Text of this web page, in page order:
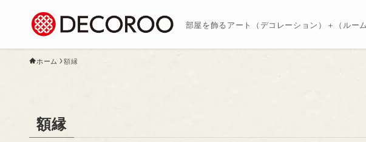
部屋を飾るアート（デコレーション）＋（ルーム
ホーム 額縁
額縁